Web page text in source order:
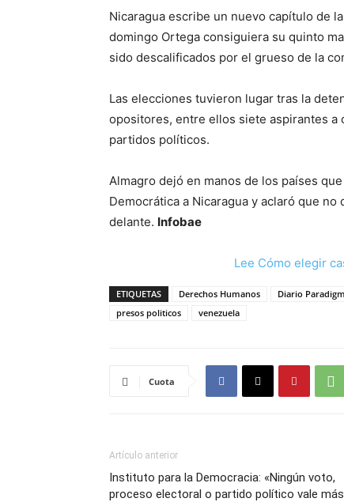
Nicaragua escribe un nuevo capítulo de
domingo Ortega consiguiera su quinto
sido descalificados por el grueso de la
Las elecciones tuvieron lugar tras la
opositores, entre ellos siete aspirantes a
partidos políticos.
Almagro dejó en manos de los países
Democrática a Nicaragua y aclaró que
delante. Infobae
Lee Cómo elegir
ETIQUETAS Derechos Humanos Diario
presos politicos
venezuela
Cuota
Artículo anterior
Instituto para la Democracia: «Ningún voto,
proceso electoral o partido político vale más